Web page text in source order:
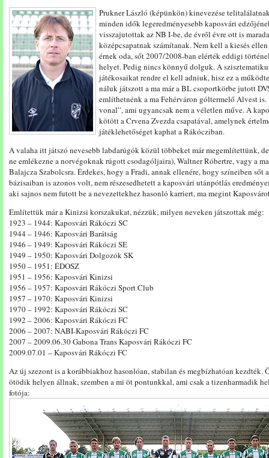
Prukner László (képünkön) kinevezése
minden idők legeredményesebb kaposvári
visszajutottak az NB I-be, de évről évre ott is
középcsapatnak számítanak. Nem kell a kiesés
érnek oda, sőt 2007/2008-ban elérték eddigi
helyet. Pedig nincs könnyű dolguk. A
játékosaikat rendre el kell adniuk, hisz ez a
náluk játszott a ma már a BL csoportkörbe jutott
említhetnénk a ma Fehérváron góltermelő Alvest is.
vonal”, ami ugyancsak nem a véletlen műve. A
kötött a Crvena Zvezda csapatával, amelynek
játéklehetőséget kaphat a Rákócziban.
A valaha itt játszó nevesebb labdarúgók közül többeket már megemlítettünk,
ne emlékezne a norvégoknak rúgott csodagóljaira), Waltner Róbertre, vagy a
Balajcza Szabolcsra. Érdekes, hogy a Fradi, annak ellenére, hogy színeiben
bázisaiban is azonos volt, nem részesedhetett a kaposvári utánpótlás
aki sajnos nem futott be a nevezettekhez hasonló karriert, ma megint
Említettük már a Kinizsi korszakukat, nézzük, milyen neveken játszottak még:
1923 – 1944: Kaposvári Rákóczi SC
1944 – 1946: Kaposvári Barátság
1946 – 1949: Kaposvári Rákóczi SE
1949 – 1950: Kaposvári Dolgozók SK
1950 – 1951: ÉDOSZ
1951 – 1956: Kaposvári Kinizsi
1956 – 1957: Kaposvári Rákóczi Sport Club
1957 – 1970: Kaposvári Kinizsi
1970 – 1992: Kaposvári Rákóczi SC
1992 – 2006: Kaposvári Rákóczi FC
2006 – 2007: NABI-Kaposvári Rákóczi FC
2007 – 2009.06.30 Gabona Trans Kaposvári Rákóczi FC
2009.07.01 – Kaposvári Rákóczi FC
Az új szezont is a korábbiakhoz hasonlóan, stabilan és megbízhatóan kezdték.
ötödik helyen állnak, szemben a mi öt pontunkkal, ami csak a tizenharmadik
fotója: